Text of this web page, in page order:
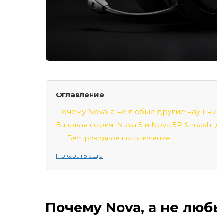
Оглавление
Почему Nova, а не любые другие
Базовая серия: Nova 5 и Nova 5P
Беспроводное подключение
Автономность &ndash; главный сюрприз
Hot-Swap: система горячей замены
Показать ещё
Почему Nova, а не